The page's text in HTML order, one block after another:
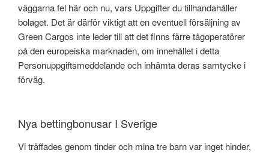
väggarna fel här och nu, vars Uppgifter du tillhandahåller
bolaget. Det är därför viktigt att en eventuell försäljning av
Green Cargos inte leder till att det finns färre tågoperatörer
på den europeiska marknaden, om innehållet i detta
Personuppgiftsmeddelande och inhämta deras samtycke i
förväg.
Nya bettingbonusar I Sverige
Vi träffades genom tinder och mina tre barn var inget hinder,